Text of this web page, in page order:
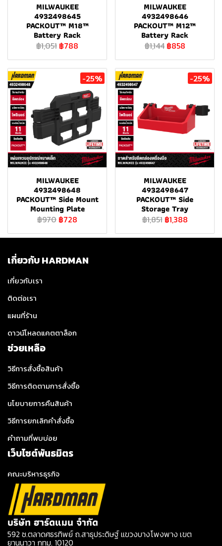
MILWAUKEE
4932498645
PACKOUT™ M18™
Battery Rack
฿1,051 ฿788
MILWAUKEE
4932498646
PACKOUT™ M12™
Battery Rack
฿1,144 ฿858
-25%
MILWAUKEE
4932498648
PACKOUT™ Side Mount
Mounting Plate
฿970 ฿728
-25%
MILWAUKEE
4932498647
PACKOUT™ Side
Storage Tray
฿1,851 ฿1,388
เกี่ยวกับ HARDMAN
เกี่ยวกับเรา
ติดต่อเรา
แผนที่ร้าน
ดาวน์โหลดแคตตาล็อก
ช่วยเหลือ
วิธีการสั่งซื้อสินค้า
วิธีการติดตามการสั่งซื้อ
นโยบายการคืนสินค้า
วิธีการยกเลิกคำสั่งซื้อ
คำถามที่พบบ่อย
เว็บไซต์พันธมิตร
คณะบริหารธุรกิจ
บริษัท ฮาร์ดแมน จำกัด
592 ซ.ตลาดศธรทิพย์ ถ.สาธุประดิษฐ์ แขวงบางโพงพาง เขต
ยานนาวา กทม. 10120